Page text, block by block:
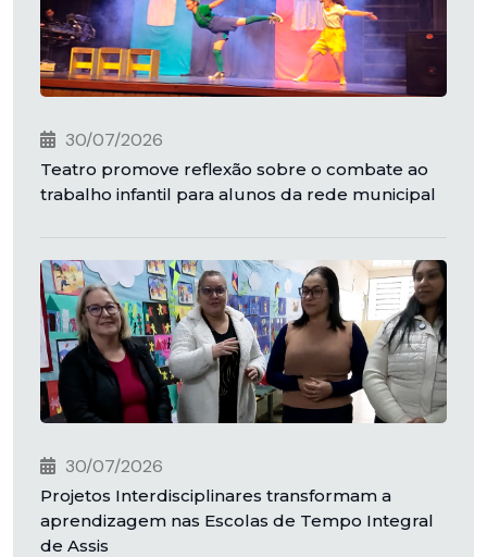
30/07/2026
Teatro promove reflexão sobre o combate ao
trabalho infantil para alunos da rede municipal
30/07/2026
Projetos Interdisciplinares transformam a
aprendizagem nas Escolas de Tempo Integral
de Assis